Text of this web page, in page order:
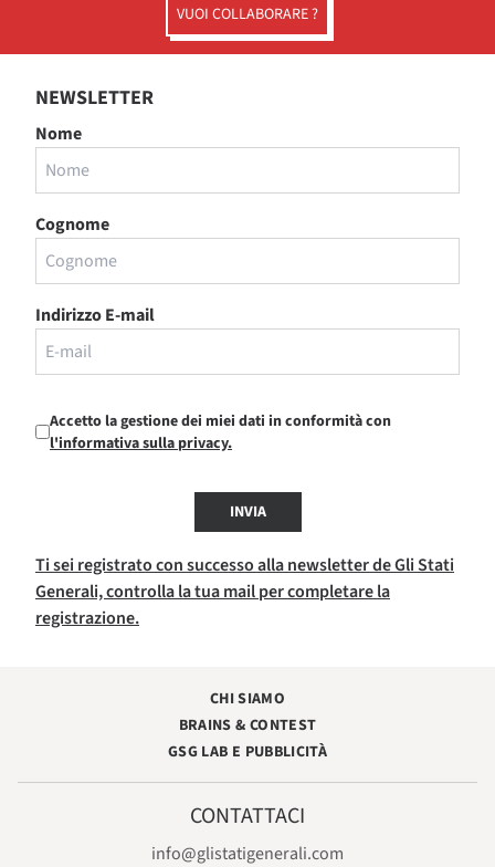
VUOI COLLABORARE ?
NEWSLETTER
Nome
Cognome
Indirizzo E-mail
Accetto la gestione dei miei dati in conformità con
l'informativa sulla privacy.
INVIA
Ti sei registrato con successo alla newsletter de Gli Stati
Generali, controlla la tua mail per completare la
registrazione.
CHI SIAMO
BRAINS & CONTEST
GSG LAB E PUBBLICITÀ
CONTATTACI
info@glistatigenerali.com